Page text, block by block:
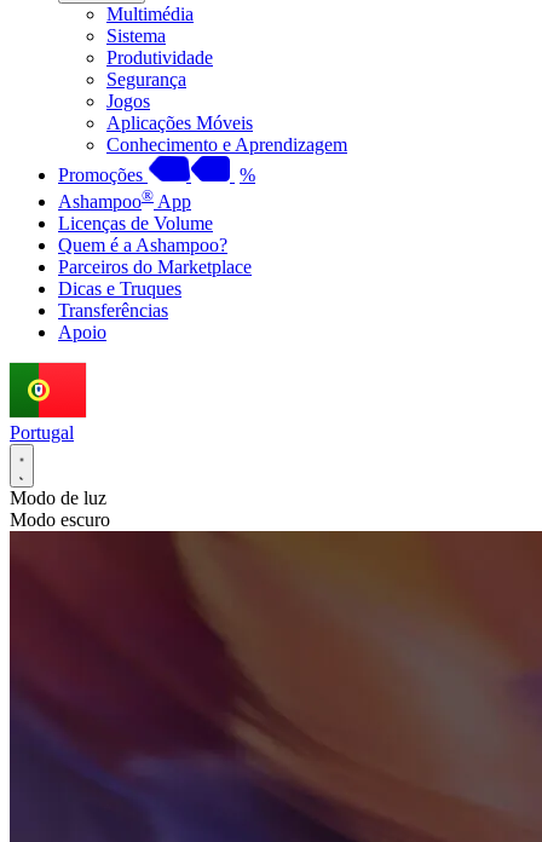
Multimédia
Sistema
Produtividade
Segurança
Jogos
Aplicações Móveis
Conhecimento e Aprendizagem
Promoções
%
Ashampoo® App
Licenças de Volume
Quem é a Ashampoo?
Parceiros do Marketplace
Dicas e Truques
Transferências
Apoio
Portugal
Modo de luz
Modo escuro